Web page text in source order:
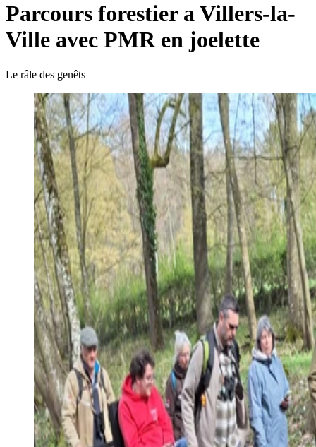
Parcours forestier a Villers-la-
Ville avec PMR en joelette
Le râle des genêts